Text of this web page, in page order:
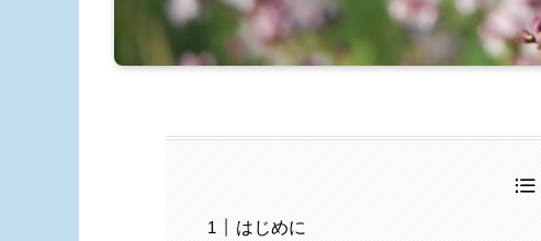
はじめに